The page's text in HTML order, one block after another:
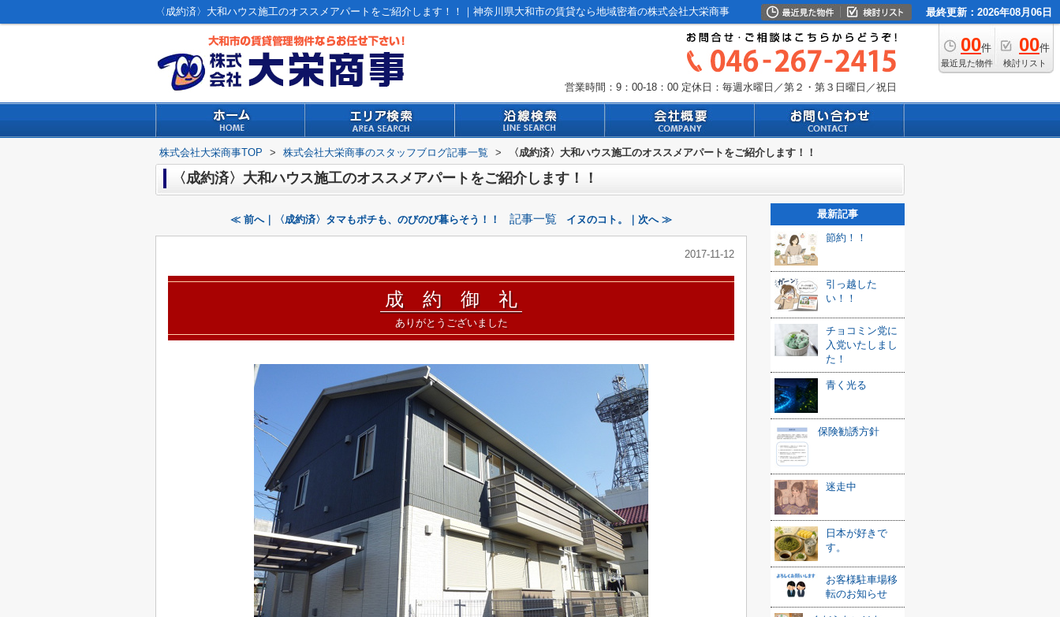
〈成約済〉大和ハウス施工のオススメアパートをご紹介します！！｜神奈川県大和市の賃貸なら地域密着の株式会社大栄商事 最終更新：2026年08月06日
00件
最近見た物件
00件
検討リスト
営業時間：9：00-18：00 定休日：毎週水曜日／第２・第３日曜日／祝日
株式会社大栄商事TOP > 株式会社大栄商事のスタッフブログ記事一覧 > 〈成約済〉大和ハウス施工のオススメアパートをご紹介します！！
〈成約済〉大和ハウス施工のオススメアパートをご紹介します！！
≪ 前へ｜〈成約済〉タマもポチも、のびのび暮らそう！！ 記事一覧 イヌのコト。｜次へ ≫
2017-11-12
成 約 御 礼
ありがとうございました
最新記事
節約！！
引っ越した
い！！
チョコミン党に
入党いたしまし
た！
青く光る
保険勧誘方針
迷走中
日本が好きで
す。
お客様駐車場移
転のお知らせ